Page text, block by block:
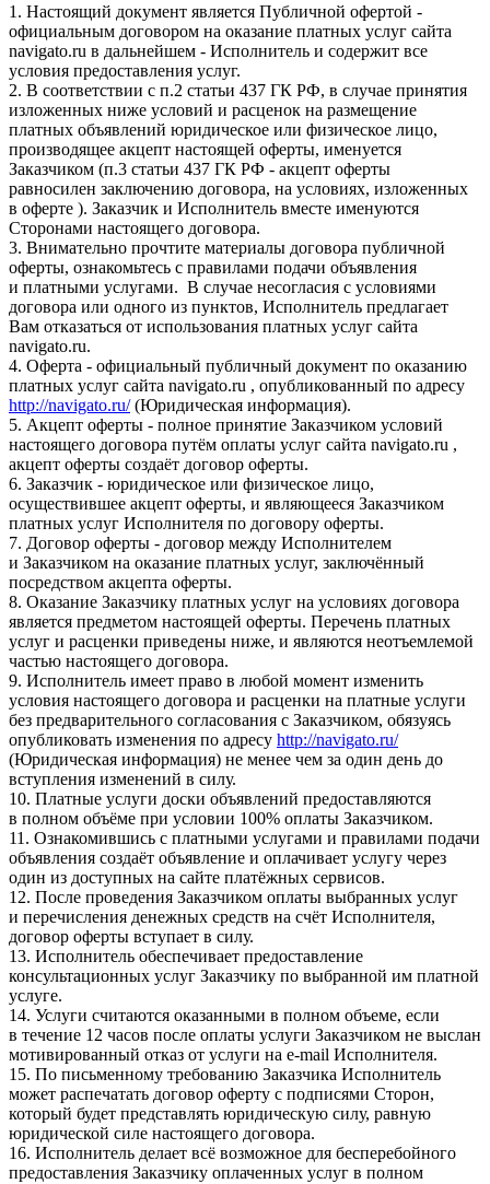
1. Настоящий документ является Публичной офертой -
официальным договором на оказание платных услуг сайта
navigato.ru в дальнейшем - Исполнитель и содержит все
условия предоставления услуг.
2. В соответствии с п.2 статьи 437 ГК РФ, в случае принятия
изложенных ниже условий и расценок на размещение
платных объявлений юридическое или физическое лицо,
производящее акцепт настоящей оферты, именуется
Заказчиком (п.3 статьи 437 ГК РФ - акцепт оферты
равносилен заключению договора, на условиях, изложенных
в оферте ). Заказчик и Исполнитель вместе именуются
Сторонами настоящего договора.
3. Внимательно прочтите материалы договора публичной
оферты, ознакомьтесь с правилами подачи объявления
и платными услугами. В случае несогласия с условиями
договора или одного из пунктов, Исполнитель предлагает
Вам отказаться от использования платных услуг сайта
navigato.ru.
4. Оферта - официальный публичный документ по оказанию
платных услуг сайта navigato.ru , опубликованный по адресу
http://navigato.ru/(Юридическая информация).
5. Акцепт оферты - полное принятие Заказчиком условий
настоящего договора путём оплаты услуг сайта navigato.ru ,
акцепт оферты создаёт договор оферты.
6. Заказчик - юридическое или физическое лицо,
осуществившее акцепт оферты, и являющееся Заказчиком
платных услуг Исполнителя по договору оферты.
7. Договор оферты - договор между Исполнителем
и Заказчиком на оказание платных услуг, заключённый
посредством акцепта оферты.
8. Оказание Заказчику платных услуг на условиях договора
является предметом настоящей оферты. Перечень платных
услуг и расценки приведены ниже, и являются неотъемлемой
частью настоящего договора.
9. Исполнитель имеет право в любой момент изменить
условия настоящего договора и расценки на платные услуги
без предварительного согласования с Заказчиком, обязуясь
опубликовать изменения по адресу http://navigato.ru/
(Юридическая информация) не менее чем за один день до
вступления изменений в силу.
10. Платные услуги доски объявлений предоставляются
в полном объёме при условии 100% оплаты Заказчиком.
11. Ознакомившись с платными услугами и правилами подачи
объявления создаёт объявление и оплачивает услугу через
один из доступных на сайте платёжных сервисов.
12. После проведения Заказчиком оплаты выбранных услуг
и перечисления денежных средств на счёт Исполнителя,
договор оферты вступает в силу.
13. Исполнитель обеспечивает предоставление
консультационных услуг Заказчику по выбранной им платной
услуге.
14. Услуги считаются оказанными в полном объеме, если
в течение 12 часов после оплаты услуги Заказчиком не выслан
мотивированный отказ от услуги на e-mail Исполнителя.
15. По письменному требованию Заказчика Исполнитель
может распечатать договор оферту с подписями Сторон,
который будет представлять юридическую силу, равную
юридической силе настоящего договора.
16. Исполнитель делает всё возможное для бесперебойного
предоставления Заказчику оплаченных услуг в полном